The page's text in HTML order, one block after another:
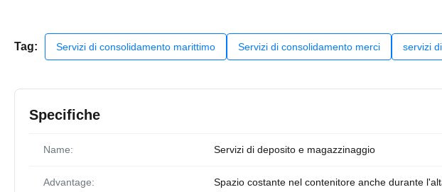
Tag: Servizi di consolidamento marittimo Servizi di consolidamento merci servizi
Specifiche
Name: Servizi di deposito e magazzinaggio
Advantage: Spazio costante nel contenitore anche durante